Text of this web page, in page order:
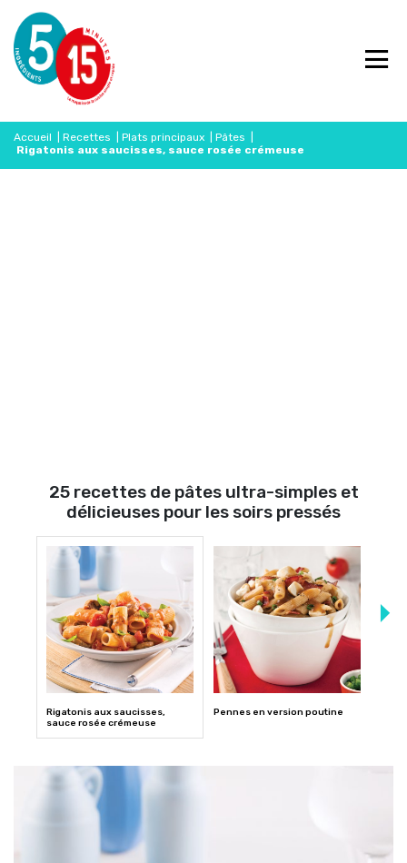
Accueil Recettes Plats principaux Pâtes
Rigatonis aux saucisses, sauce rosée crémeuse
25 recettes de pâtes ultra-simples et
délicieuses pour les soirs pressés
Rigatonis aux saucisses,
sauce rosée crémeuse
Pennes en version poutine